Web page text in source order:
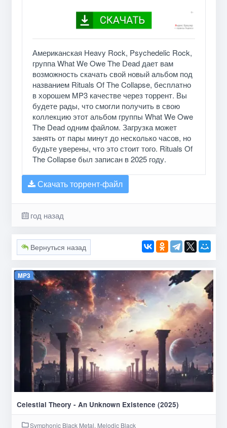
Американская Heavy Rock, Psychedelic Rock,
группа What We Owe The Dead дает вам
возможность скачать свой новый альбом под
названием Rituals Of The Collapse, бесплатно
в хорошем MP3 качестве через торрент. Вы
будете рады, что смогли получить в свою
коллекцию этот альбом группы What We Owe
The Dead одним файлом. Загрузка может
занять от пары минут до несколько часов, но
будьте уверены, что это стоит того. Rituals Of
The Collapse был записан в 2025 году.
Скачать торрент-файл
год назад
Вернуться назад
MP3
Celestial Theory - An Unknown Existence (2025)
Symphonic Black Metal, Melodic Black